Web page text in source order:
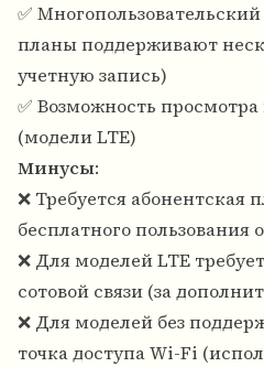
✅
планы поддерживают
учетную запись)
✅ Возможность
(модели LTE)
Минусы:
❌ Требуется абонентская
бесплатного пользования
❌ Для моделей LTE
сотовой связи (за
❌ Для моделей без
точка доступа Wi-Fi